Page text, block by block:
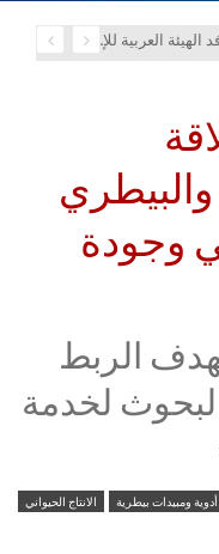
16 معلومة حول زيارة وفد الهيئة العربية للإستثمار والإنماء الزراعي إلي السعودية
وجودة
الربط
لخدمة
أدوية ومبيدات بيطرية الانتاج الحيواني